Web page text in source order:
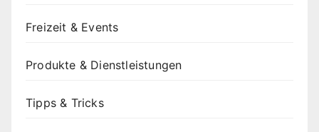
Freizeit & Events
Produkte & Dienstleistungen
Tipps & Tricks